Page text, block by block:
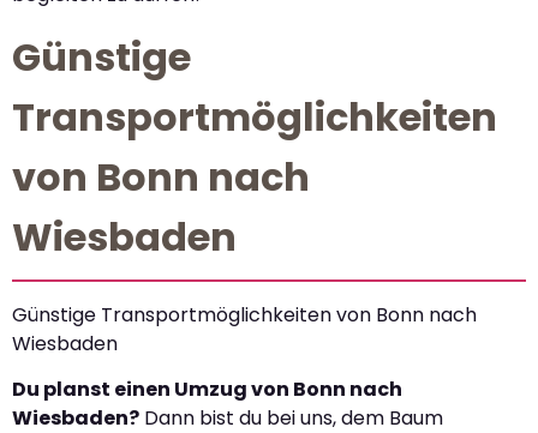
Günstige
Transportmöglichkeiten
von Bonn nach
Wiesbaden
Günstige Transportmöglichkeiten von Bonn nach
Wiesbaden
Du planst einen Umzug von Bonn nach
Wiesbaden? Dann bist du bei uns, dem Baum